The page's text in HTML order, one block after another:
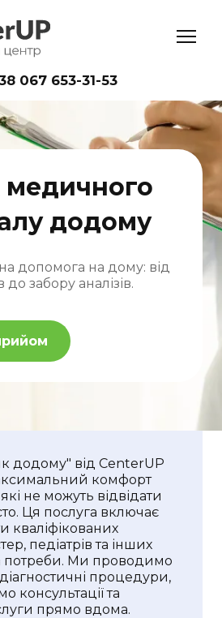
067 653-31-53
додому
допомога на дому: від
до забору аналізів.
додому" від CenterUP
комфорт
не можуть відвідати
Ця послуга включає
кваліфікованих
педіатрів та інших
потреби. Ми проводимо
діагностичні процедури,
консультації та
прямо вдома.